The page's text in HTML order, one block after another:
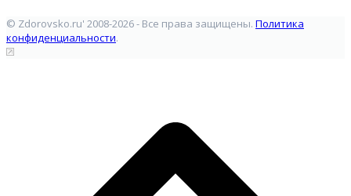
© Zdorovsko.ru' 2008-2026 - Все права защищены. Политика
конфиденциальности.